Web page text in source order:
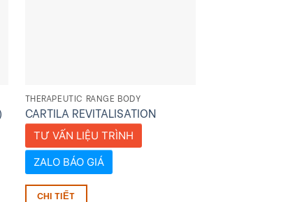
THERAPEUTIC RANGE BODY
CARTILA REVITALISATION
TƯ VẤN LIỆU TRÌNH
ZALO BÁO GIÁ
CHI TIẾT